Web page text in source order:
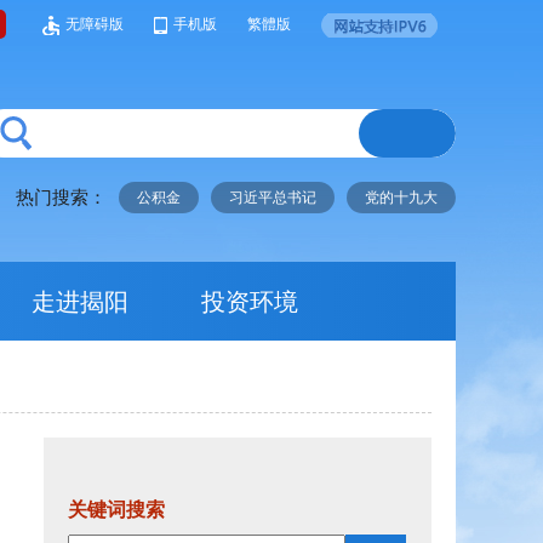
无障碍版 手机版 繁體版
热门搜索： 公积金 习近平总书记 党的十九大
走进揭阳 投资环境
关键词搜索